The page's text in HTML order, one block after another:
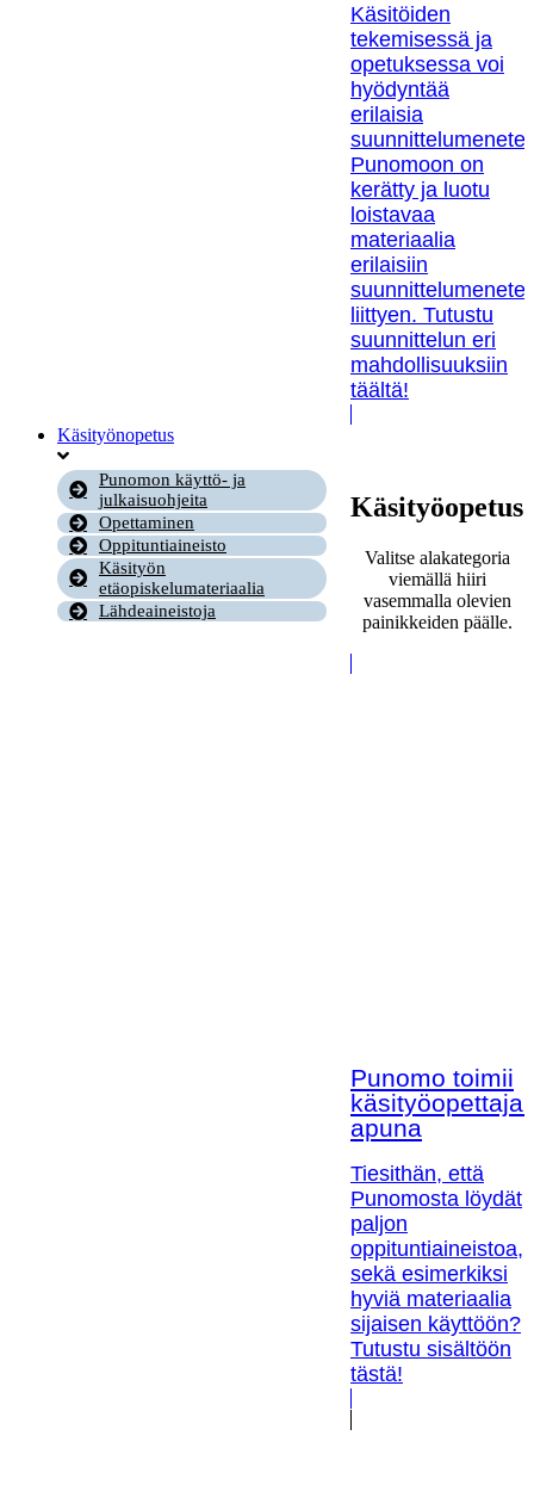
Käsitöiden
tekemisessä ja
opetuksessa voi
hyödyntää
erilaisia
Punomoon on
kerätty ja luotu
loistavaa
materiaalia
erilaisiin
liittyen. Tutustu
suunnittelun eri
mahdollisuuksiin
täältä!
Käsityönopetus
Punomon käyttö- ja
julkaisuohjeita
Opettaminen
Oppituntiaineisto
Käsityön
etäopiskelumateriaalia
Lähdeaineistoja
Käsityöopetus
Valitse alakategoria
viemällä hiiri
vasemmalla olevien
painikkeiden päälle.
Punomo toimii
apuna
Tiesithän, että
Punomosta löydät
paljon
oppituntiaineistoa,
sekä esimerkiksi
hyviä materiaalia
sijaisen käyttöön?
Tutustu sisältöön
tästä!